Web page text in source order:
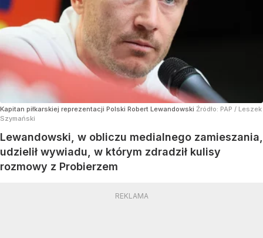
Kapitan piłkarskiej reprezentacji Polski Robert Lewandowski Źródło: PAP / Leszek
Szymański
Lewandowski, w obliczu medialnego zamieszania,
udzielił wywiadu, w którym zdradził kulisy
rozmowy z Probierzem